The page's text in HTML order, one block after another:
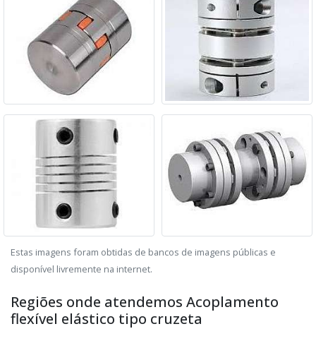
Estas imagens foram obtidas de bancos de imagens públicas e
disponível livremente na internet.
Regiões onde atendemos Acoplamento
flexível elástico tipo cruzeta